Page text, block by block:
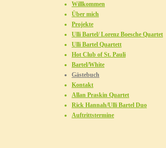
Willkommen
Über mich
Projekte
Ulli Bartel/ Lorenz Boesche Quartet
Ulli Bartel Quartett
Hot Club of St. Pauli
Bartel/White
Gästebuch
Kontakt
Allan Praskin Quartet
Rick Hannah/Ulli Bartel Duo
Auftrittstermine